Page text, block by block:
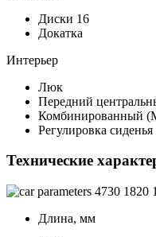
Диски 16
Докатка
Интерьер
Люк
Передний
Комбинированный
Регулировка
Технические
4730 1820
Длина, мм